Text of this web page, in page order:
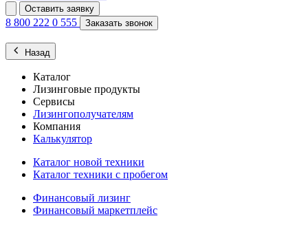
Оставить заявку
8 800 222 0 555 Заказать звонок
Назад
Каталог
Лизинговые продукты
Сервисы
Лизингополучателям
Компания
Калькулятор
Каталог новой техники
Каталог техники с пробегом
Финансовый лизинг
Финансовый маркетплейс